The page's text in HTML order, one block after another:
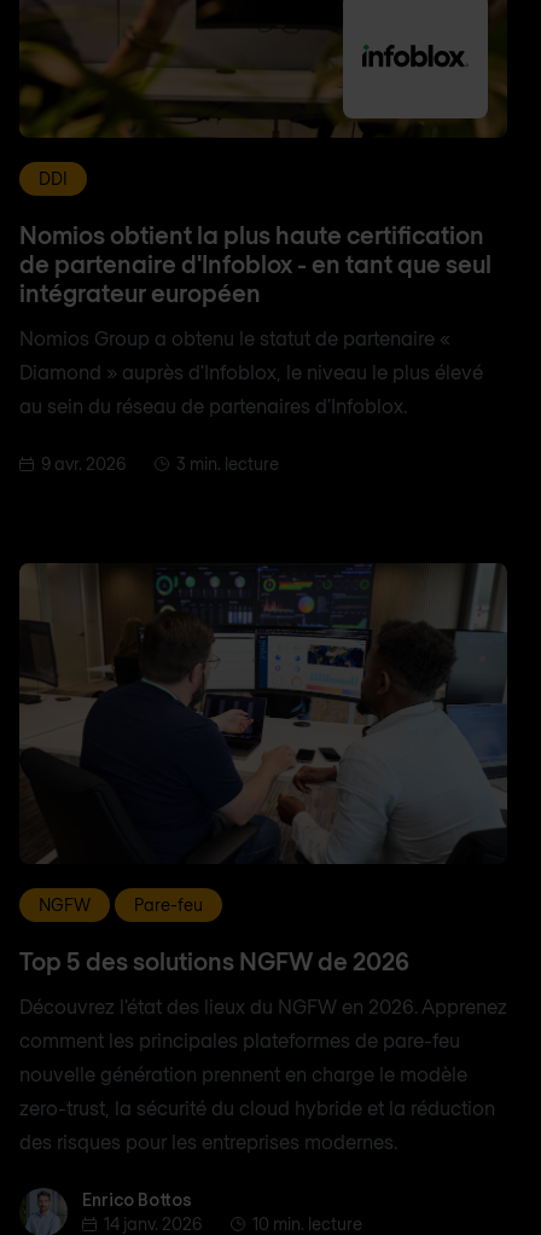
DDI
Nomios obtient la plus haute certification
de partenaire d'Infoblox - en tant que seul
intégrateur européen
Nomios Group a obtenu le statut de partenaire «
Diamond » auprès d'Infoblox, le niveau le plus élevé
au sein du réseau de partenaires d'Infoblox.
9 avr. 2026 3 min. lecture
NGFW Pare-feu
Top 5 des solutions NGFW de 2026
Découvrez l'état des lieux du NGFW en 2026. Apprenez
comment les principales plateformes de pare-feu
nouvelle génération prennent en charge le modèle
zero-trust, la sécurité du cloud hybride et la réduction
des risques pour les entreprises modernes.
Enrico BottosEnrico Bottos
14 janv. 2026
10 min. lecture